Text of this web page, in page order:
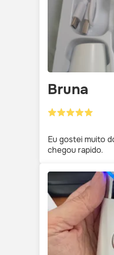
Bruna
Eu gostei muito
chegou rapido.